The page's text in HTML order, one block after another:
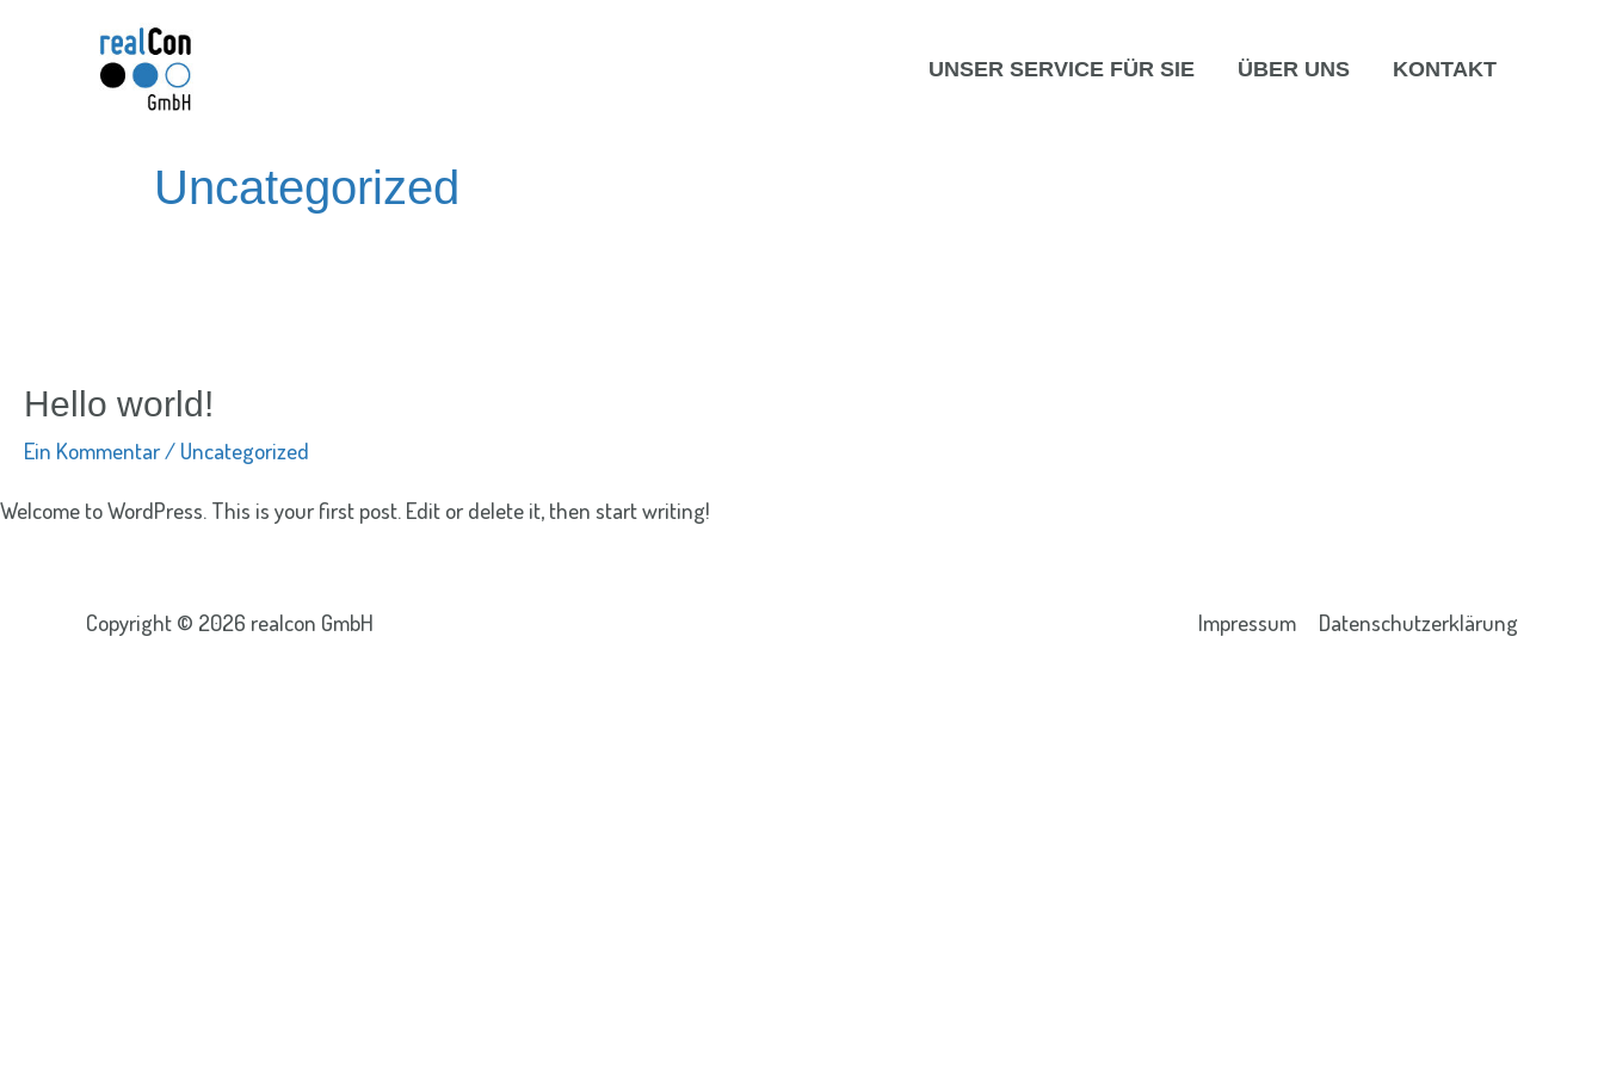
UNSER SERVICE FÜR SIE ÜBER UNS KONTAKT
Uncategorized
Hello world!
Ein Kommentar/ Uncategorized
Welcome to WordPress. This is your first post. Edit or delete it, then start writing!
Copyright © 2026 realcon GmbH Impressum Datenschutzerklärung